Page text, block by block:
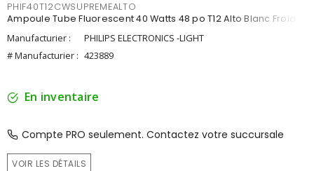
PHIF40T12CWSUPREMEALTO
Ampoule Tube Fluorescent 40 Watts 48 po T12 Alto Blanc Froid
Manufacturier :
PHILIPS ELECTRONICS -LIGHT
# Manufacturier : 423889
En inventaire
Compte PRO seulement. Contactez votre succursale
VOIR LES DÉTAILS